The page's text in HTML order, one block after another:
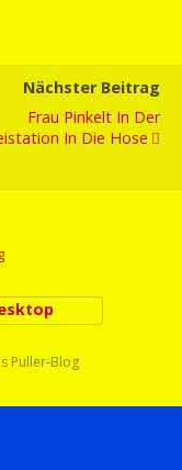
Nächster Beitrag
Frau Pinkelt In Der
In Die Hose
Puller-Blog